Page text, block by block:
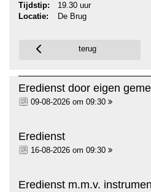
Tijdstip:
19.30 uur
Locatie:
De Brug
terug
Eredienst door eigen
09-08-2026 om 09:30
Eredienst
16-08-2026 om 09:30
Eredienst m.m.v.